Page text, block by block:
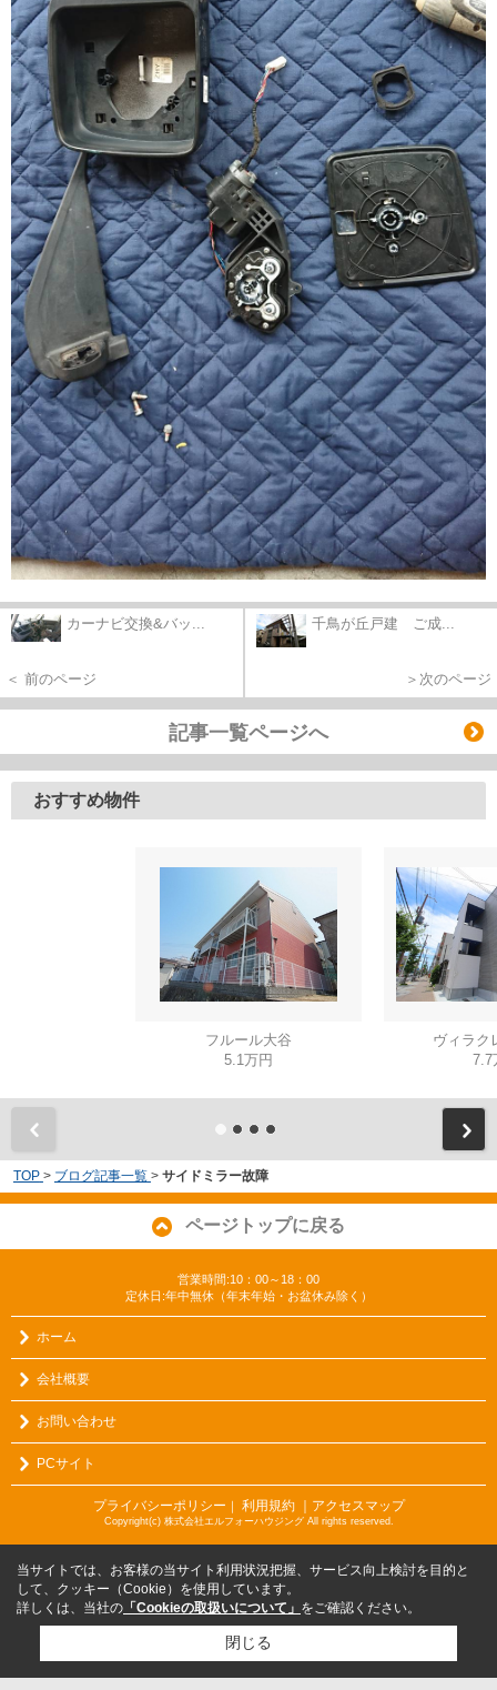
カーナビ交換&バッ...
＜ 前のページ
千鳥が丘戸建 ご成...
＞次のページ
記事一覧ページへ
おすすめ物件
フルール大谷
5.1万円
ヴィラク
7.7
TOP > ブログ記事一覧 > サイドミラー故障
ページトップに戻る
営業時間:10：00～18：00
定休日:年中無休（年末年始・お盆休み除く）
ホーム
会社概要
お問い合わせ
PCサイト
プライバシーポリシー ｜ 利用規約 ｜アクセスマップ
Copyright(c) 株式会社エルフォーハウジング All rights reserved.
当サイトでは、お客様の当サイト利用状況把握、サービス向上検討を目的と
して、クッキー（Cookie）を使用しています。
詳しくは、当社の 「Cookieの取扱いについて」 をご確認ください。
閉じる